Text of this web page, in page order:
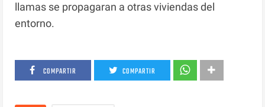
llamas se propagaran a otras viviendas del
entorno.
COMPARTIR COMPARTIR